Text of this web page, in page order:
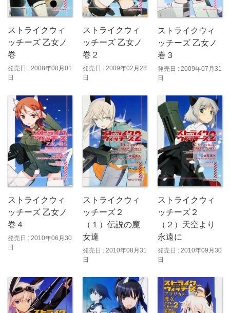
ストライクウィ
ッチーズ 乙女ノ
巻
発売日 : 2008年08月01
日
ストライクウィ
ッチーズ 乙女ノ
巻２
発売日 : 2009年02月28
日
ストライクウィ
ッチーズ 乙女ノ
巻３
発売日 : 2009年07月31
日
ストライクウィ
ッチーズ 乙女ノ
巻４
発売日 : 2010年06月30
日
ストライクウィ
ッチーズ２
（１）伝説の魔
女達
発売日 : 2010年08月31
日
ストライクウィ
ッチーズ２
（２）天空より
永遠に
発売日 : 2010年09月30
日